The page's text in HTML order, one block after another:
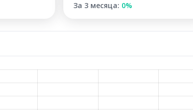
За 3 месяца: 0%